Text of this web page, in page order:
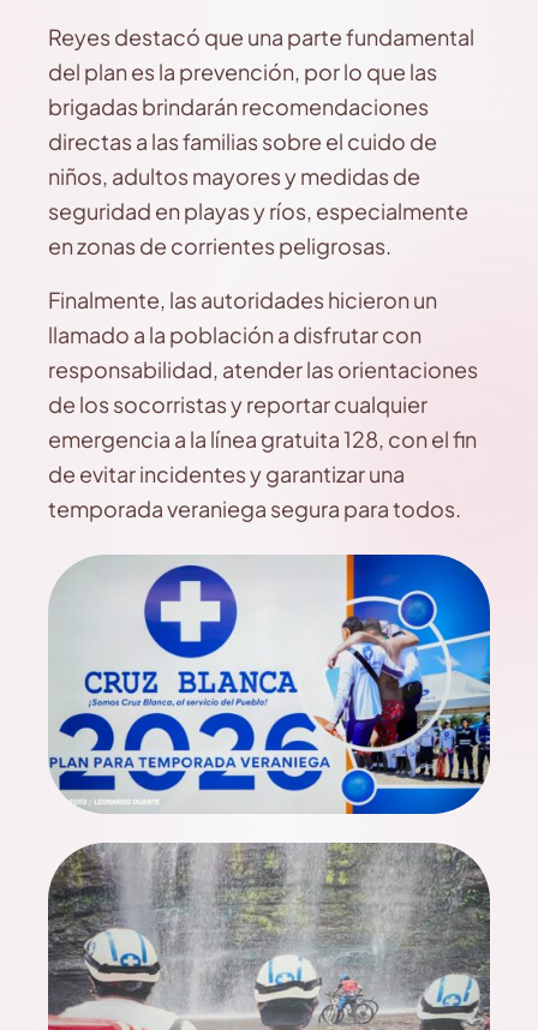
Reyes destacó que una parte fundamental
del plan es la prevención, por lo que las
brigadas brindarán recomendaciones
directas a las familias sobre el cuido de
niños, adultos mayores y medidas de
seguridad en playas y ríos, especialmente
en zonas de corrientes peligrosas.
Finalmente, las autoridades hicieron un
llamado a la población a disfrutar con
responsabilidad, atender las orientaciones
de los socorristas y reportar cualquier
emergencia a la línea gratuita 128, con el fin
de evitar incidentes y garantizar una
temporada veraniega segura para todos.